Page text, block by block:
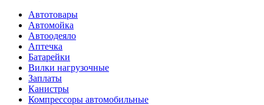
Автотовары
Автомойка
Автоодеяло
Аптечка
Батарейки
Вилки нагрузочные
Заплаты
Канистры
Компрессоры автомобильные